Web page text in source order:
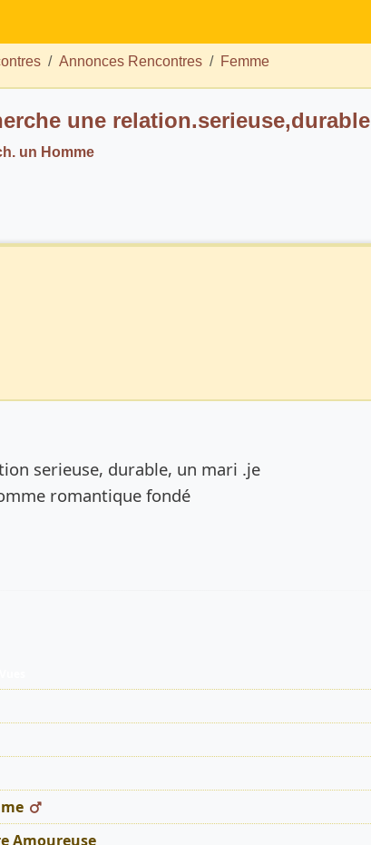
Annonces Rencontres Femme
une relation.serieuse,durable
un Homme
l’annonce
serieuse, durable, un mari .je
romantique fondé
Amoureuse